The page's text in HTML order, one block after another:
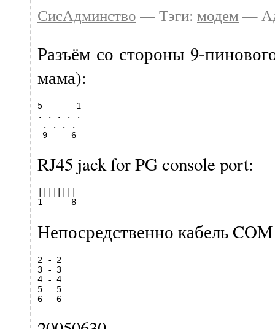
СисАдминство — Тэги: модем —
Разъём со стороны 9-
мама):
5       1
. . . . .
. . . .
9     6
RJ45 jack for PG console port:
1      8
Непосредственно кабель
2 - 2
3 - 3
4 - 4
5 - 5
6 - 6